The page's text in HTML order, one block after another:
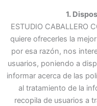
1.
ESTUDIO CABALLERO
quiere ofrecerles la
por esa razón, nos
usuarios, poniendo a
informar acerca de las
al tratamiento de la
recopila de usuarios a